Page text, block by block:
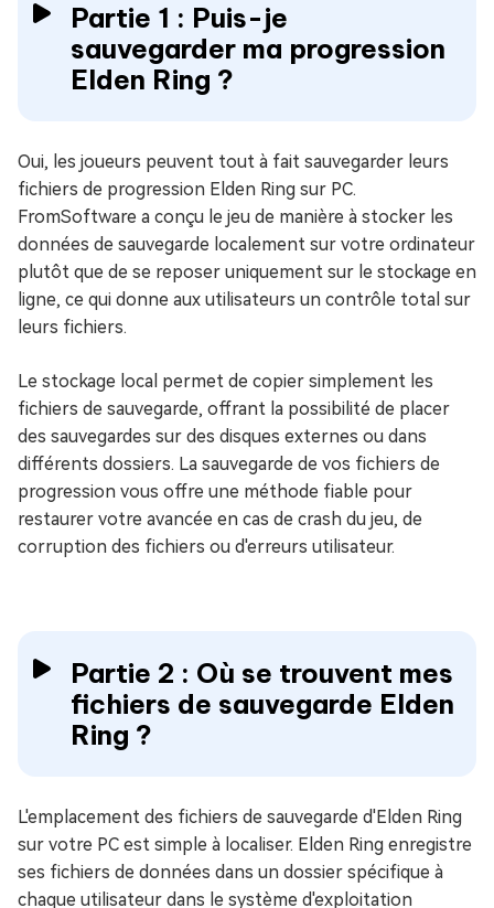
Partie 1 : Puis-je
sauvegarder ma progression
Elden Ring ?
Oui, les joueurs peuvent tout à fait sauvegarder leurs
fichiers de progression Elden Ring sur PC.
FromSoftware a conçu le jeu de manière à stocker les
données de sauvegarde localement sur votre ordinateur
plutôt que de se reposer uniquement sur le stockage en
ligne, ce qui donne aux utilisateurs un contrôle total sur
leurs fichiers.
Le stockage local permet de copier simplement les
fichiers de sauvegarde, offrant la possibilité de placer
des sauvegardes sur des disques externes ou dans
différents dossiers. La sauvegarde de vos fichiers de
progression vous offre une méthode fiable pour
restaurer votre avancée en cas de crash du jeu, de
corruption des fichiers ou d'erreurs utilisateur.
Partie 2 : Où se trouvent mes
fichiers de sauvegarde Elden
Ring ?
L'emplacement des fichiers de sauvegarde d'Elden Ring
sur votre PC est simple à localiser. Elden Ring enregistre
ses fichiers de données dans un dossier spécifique à
chaque utilisateur dans le système d'exploitation